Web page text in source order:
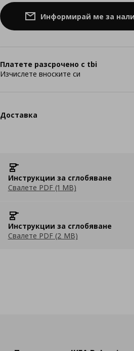
Информирай ме за
Платете разсрочено с tbi
Изчислете вноските си
Доставка
Инструкции за сглобяване
Свалете PDF (1 MB)
Инструкции за сглобяване
Свалете PDF (2 MB)